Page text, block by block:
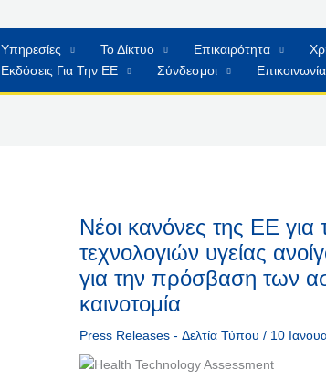
Υπηρεσίες Το Δίκτυο Επικαιρότητα
Εκδόσεις Για Την ΕΕ
Σύνδεσμοι Επικοινωνία
Νέοι κανόνες της ΕΕ για
τεχνολογιών υγείας
για την πρόσβαση των
καινοτομία
Press Releases - Δελτία Τύπου / 10